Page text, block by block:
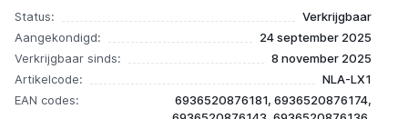
Status:
Verkrijgbaar
Aangekondigd:
24 september 2025
Verkrijgbaar sinds:
8 november 2025
Artikelcode:
NLA-LX1
EAN codes:
6936520876181, 6936520876174,